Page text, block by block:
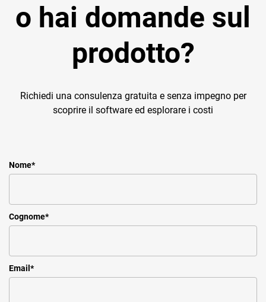
o hai domande sul
prodotto?
Richiedi una consulenza gratuita e senza impegno per
scoprire il software ed esplorare i costi
Nome*
Cognome*
Email *